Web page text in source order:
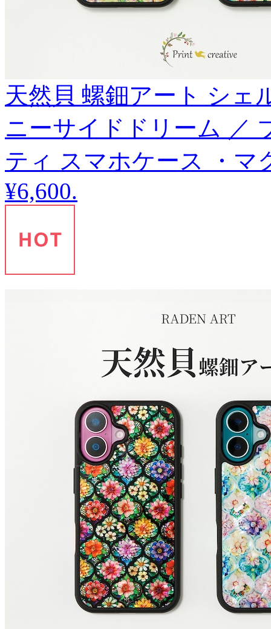
天然貝 螺鈿アート シェ
ニーサイドドリーム ／
ティ スマホケース ・マ
¥6,600.